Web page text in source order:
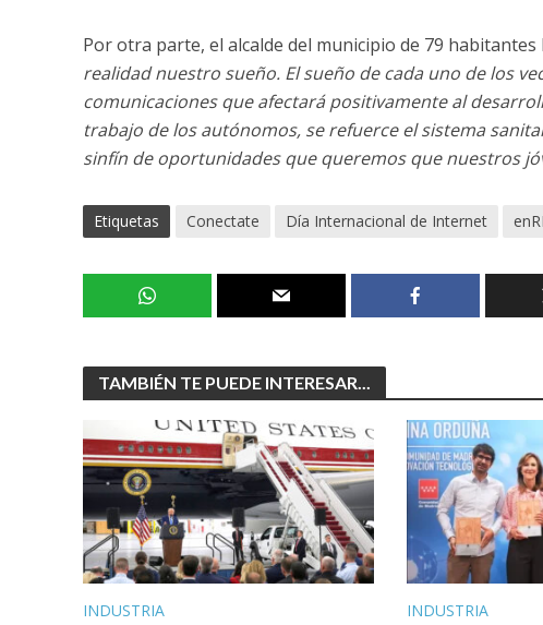
Por otra parte, el alcalde del municipio de 79 habitantes
realidad nuestro sueño. El sueño de cada uno de los
comunicaciones que afectará positivamente al
trabajo de los autónomos, se refuerce el sistema
sinfín de oportunidades que queremos que nuestros
Etiquetas Conectate Día Internacional de Internet
TAMBIÉN TE PUEDE INTERESAR...
INDUSTRIA INDUSTRIA